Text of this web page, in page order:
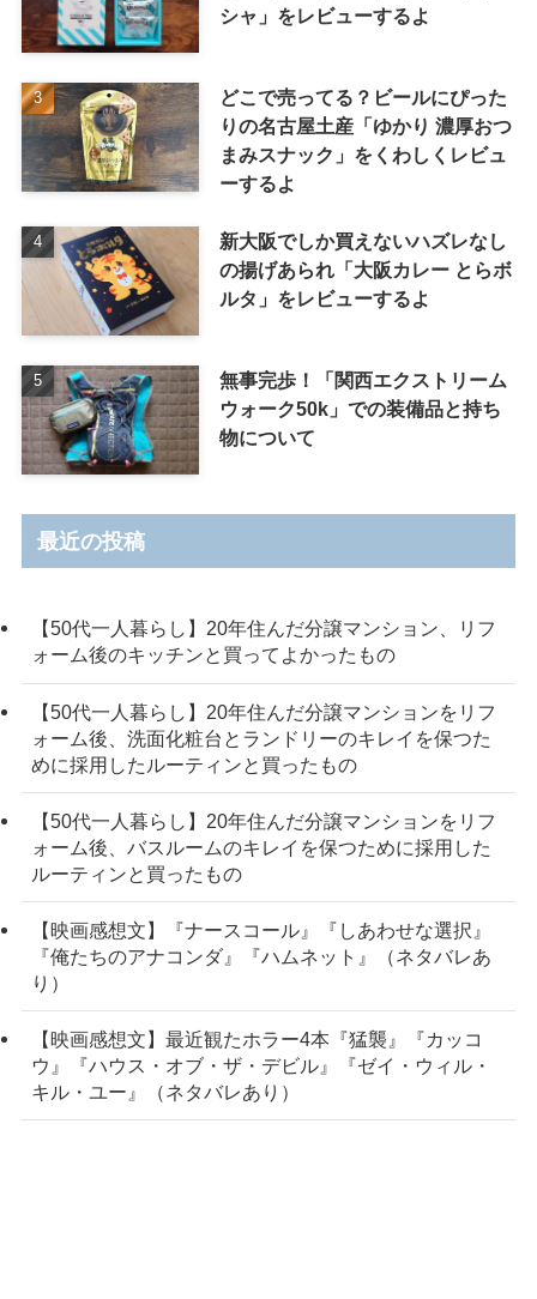
シャ」をレビューするよ
どこで売ってる？ビールにぴった
りの名古屋土産「ゆかり 濃厚おつ
まみスナック」をくわしくレビュ
ーするよ
新大阪でしか買えないハズレなし
の揚げあられ「大阪カレー とらボ
ルタ」をレビューするよ
無事完歩！「関西エクストリーム
ウォーク50k」での装備品と持ち
物について
最近の投稿
【50代一人暮らし】20年住んだ分譲マンション、リフ
ォーム後のキッチンと買ってよかったもの
【50代一人暮らし】20年住んだ分譲マンションをリフ
ォーム後、洗面化粧台とランドリーのキレイを保つた
めに採用したルーティンと買ったもの
【50代一人暮らし】20年住んだ分譲マンションをリフ
ォーム後、バスルームのキレイを保つために採用した
ルーティンと買ったもの
【映画感想文】『ナースコール』『しあわせな選択』
『俺たちのアナコンダ』『ハムネット』（ネタバレあ
り）
【映画感想文】最近観たホラー4本『猛襲』『カッコ
ウ』『ハウス・オブ・ザ・デビル』『ゼイ・ウィル・
キル・ユー』（ネタバレあり）